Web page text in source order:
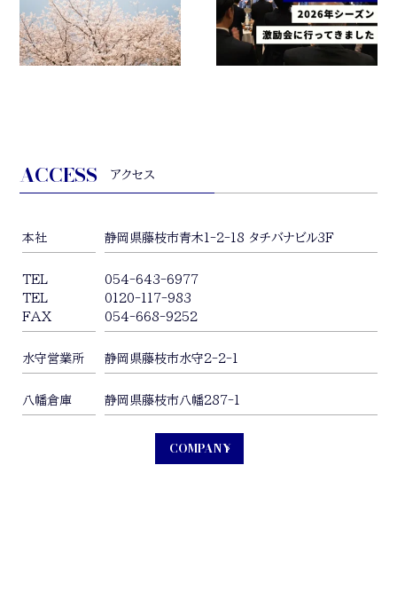
ACCESS アクセス
本社 静岡県藤枝市青木1-2-18 タチバナビル3F
TEL
TEL
FAX
054-643-6977
0120-117-983
054-668-9252
水守営業所 静岡県藤枝市水守2-2-1
八幡倉庫 静岡県藤枝市八幡287-1
COMPANY